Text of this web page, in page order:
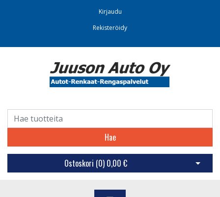
Kirjaudu
Rekisteröidy
Hae
Ostoskori (0) 0,00 € Avaa